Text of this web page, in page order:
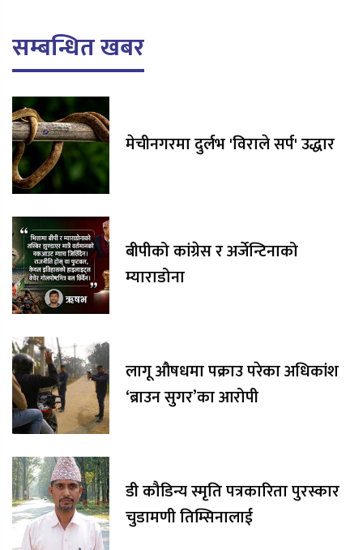
सम्बन्धित खबर
मेचीनगरमा दुर्लभ 'विराले सर्प' उद्धार
बीपीको कांग्रेस र अर्जेन्टिनाको
म्याराडोना
लागू औषधमा पक्राउ परेका अधिकांश
‘ब्राउन सुगर’का आरोपी
डी कौडिन्य स्मृति पत्रकारिता पुरस्कार
चुडामणी तिम्सिनालाई